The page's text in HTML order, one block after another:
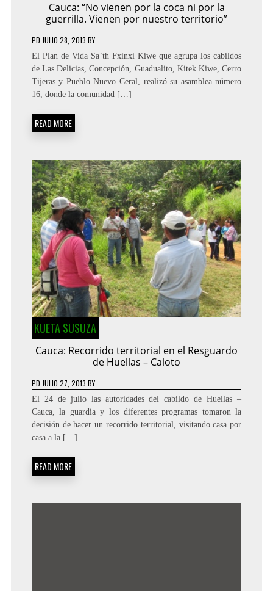
Cauca: “No vienen por la coca ni por la
guerrilla. Vienen por nuestro territorio”
PD JULIO 28, 2013 BY
El Plan de Vida Sa`th Fxinxi Kiwe que agrupa los cabildos
de Las Delicias, Concepción, Guadualito, Kitek Kiwe, Cerro
Tijeras y Pueblo Nuevo Ceral, realizó su asamblea número
16, donde la comunidad […]
READ MORE
KUETA SUSUZA
Cauca: Recorrido territorial en el Resguardo
de Huellas – Caloto
PD JULIO 27, 2013 BY
El 24 de julio las autoridades del cabildo de Huellas –
Cauca, la guardia y los diferentes programas tomaron la
decisión de hacer un recorrido territorial, visitando casa por
casa a la […]
READ MORE